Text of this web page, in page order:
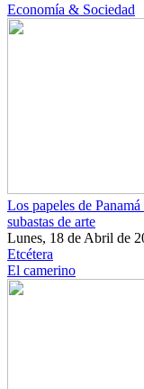
Economía & Sociedad
Los papeles de
subastas de arte
Lunes, 18 de Abril de
Etcétera
El camerino